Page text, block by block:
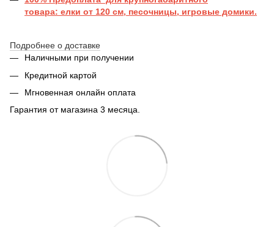
товара: елки от 120 см, песочницы, игровые домики.
Подробнее о доставке
Наличными при получении
Кредитной картой
Мгновенная онлайн оплата
Гарантия от магазина 3 месяца.